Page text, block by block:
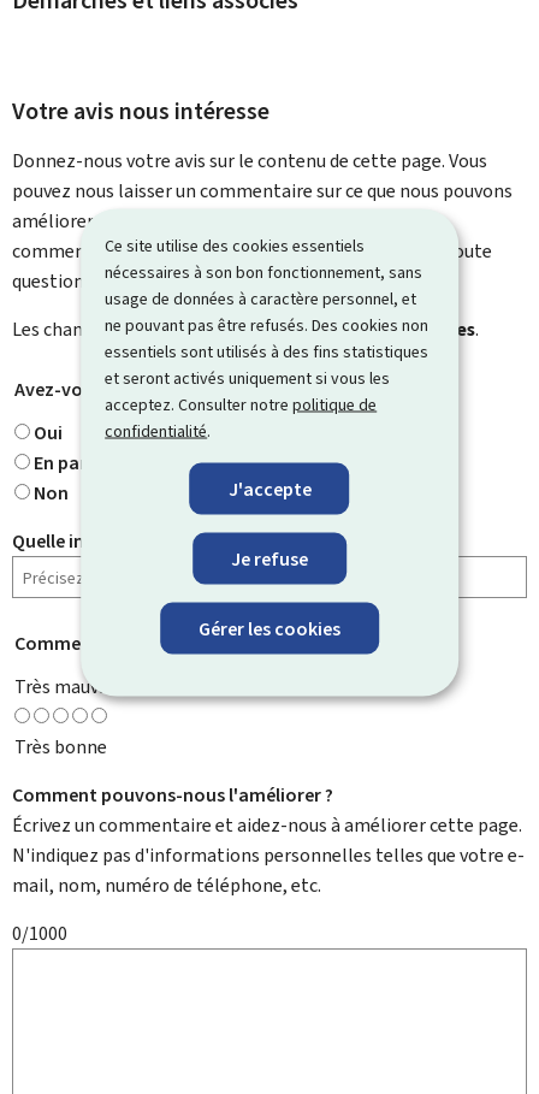
Ce site utilise des cookies essentiels
nécessaires à son bon fonctionnement, sans
usage de données à caractère personnel, et
ne pouvant pas être refusés. Des cookies non
essentiels sont utilisés à des fins statistiques
et seront activés uniquement si vous les
acceptez. Consulter notrepolitique de
confidentialité.
J'accepte
Je refuse
Gérer les cookies
Votre avis nous intéresse
Donnez-nous votre avis sur le contenu de cette page. Vous
pouvez nous laisser un commentaire sur ce que nous pouvons
améliorer. Vous ne recevrez pas de réponse à votre
commentaire. Utilisez le formulaire de contact pour toute
question particulière.
Les champs marqués d’une étoile ( * ) sontobligatoires.
Avez-vous trouvé ce que vous cherchiez ? *
Oui
En partie
Non
Quelle information cherchiez-vous ?
Comment évaluez-vous cette page ? *
Très mauvaise
Très bonne
Comment pouvons-nous l'améliorer ?
Écrivez un commentaire et aidez-nous à améliorer cette page.
N'indiquez pas d'informations personnelles telles que votre e-
mail, nom, numéro de téléphone, etc.
0/1000